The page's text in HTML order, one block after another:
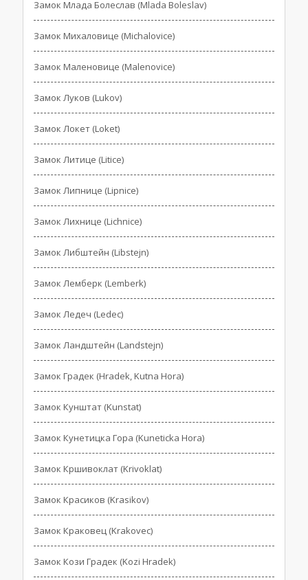
Замок Млада Болеслав (Mlada Boleslav)
Замок Михаловице (Michalovice)
Замок Маленовице (Malenovice)
Замок Луков (Lukov)
Замок Локет (Loket)
Замок Литице (Litice)
Замок Липнице (Lipnice)
Замок Лихнице (Lichnice)
Замок Либштейн (Libstejn)
Замок Лемберк (Lemberk)
Замок Ледеч (Ledec)
Замок Ландштейн (Landstejn)
Замок Градек (Hradek, Kutna Hora)
Замок Кунштат (Kunstat)
Замок Кунетицка Гора (Kuneticka Hora)
Замок Кршивоклат (Krivoklat)
Замок Красиков (Krasikov)
Замок Краковец (Krakovec)
Замок Кози Градек (Kozi Hradek)